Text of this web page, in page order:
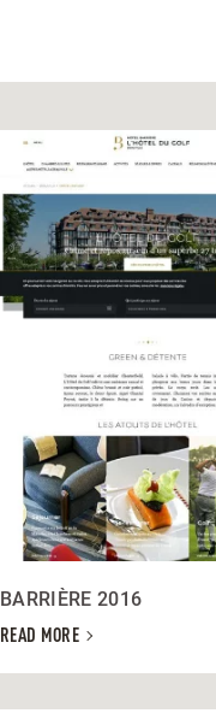
BARRIÈRE 2016
READ MORE